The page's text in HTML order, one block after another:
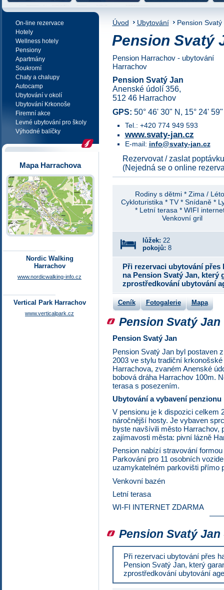
Úvod Ubytování Pension
Pension Svatý
Pension Harrachov - ubytování
Harrachov
Pension Svatý Jan
Anenské údolí 356,
512 46 Harrachov
GPS: 50° 46' 30" N, 15° 24'
Tel.: +420 774 949 593
www.svaty-jan.cz
E-mail: info@svaty-jan.cz
Rezervovat / zaslat
(Nejedná se o online
Rodiny s dětmi * Zima /
Cykloturistika * TV * Snídaně *
* Letní terasa * WIFI
Venkovní gril
lůžek: 22
pokojů: 8
Při rezervaci ubytování
na Pension Svatý Jan, který
zprostředkování ubytování
Ceník Fotogalerie Mapa
Pension Svatý Jan
Pension Svatý Jan
Pension Svatý Jan byl postaven
2003 ve stylu tradiční
Harrachova, zvaném Anenské
bobová dráha Harrachov 100m.
terasa s posezením.
Ubytování a vybavení penzionu
V pensionu je k dispozici celkem
náročnější hosty. Je vybaven
byste navšívili město Harrachov,
zajímavosti města: pivní lázně
Pension nabízí stravování
Parkování pro 11 osobních
uzamykatelném parkovišti přímo
Venkovní bazén
Letní terasa
WI-FI INTERNET ZDARMA
Pension Svatý Jan
Při rezervaci ubytování přes
Pension Svatý Jan, který
zprostředkování ubytování
On-line rezervace
Hotely
Wellness hotely
Pensiony
Apartmány
Soukromí
Chaty a chalupy
Autocamp
Ubytování v okolí
Ubytování Krkonoše
Firemní akce
Levné ubytování pro školy
Výhodné balíčky
Mapa Harrachova
Nordic Walking
Harrachov
www.nordicwalking-info.cz
Vertical Park Harrachov
www.verticalpark.cz
REZERVACE